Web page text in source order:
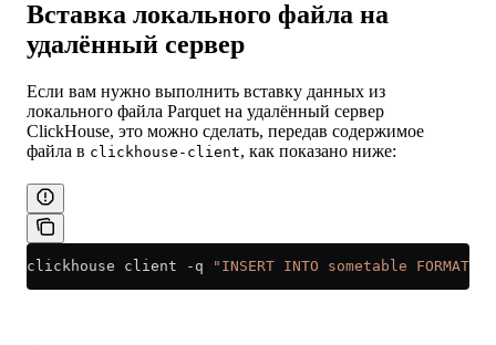
Вставка локального файла на
удалённый сервер
Если вам нужно выполнить вставку данных из
локального файла Parquet на удалённый сервер
ClickHouse, это можно сделать, передав содержимое
файла в clickhouse-client, как показано ниже:
clickhouse client - q "INSERT INTO sometable FORMAT